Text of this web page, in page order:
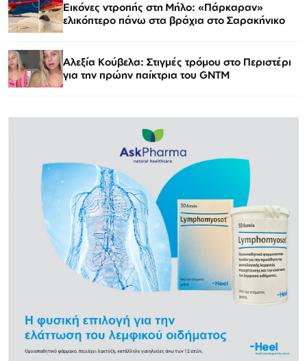
Εικόνες ντροπής στη Μήλο: «Πάρκαραν»
ελικόπτερο πάνω στα βράχια στο Σαρακήνικο
Αλεξία Κούβελα: Στιγμές τρόμου στο Περιστέρι
για την πρώην παίκτρια του GNTM